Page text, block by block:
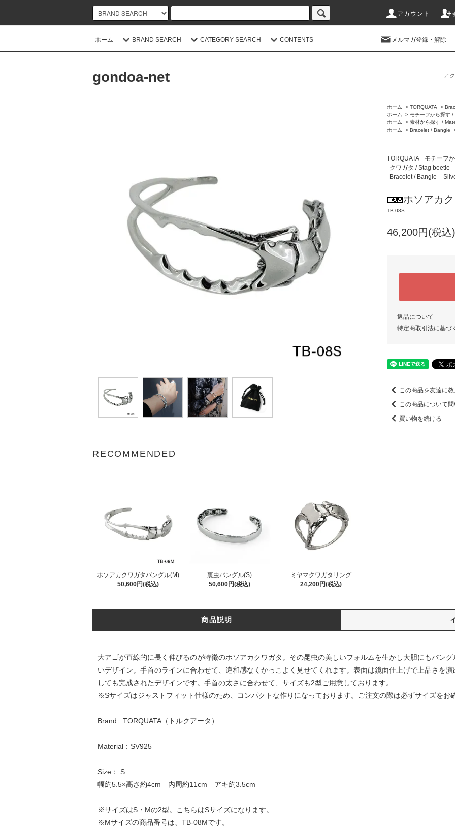
アカウント
ホーム BRAND SEARCH CATEGORY SEARCH CONTENTS メルマガ登録・解除
gondoa-net ア
RECOMMENDED
ホソアカクワガタバングル(M)
50,600円(税込)
裏虫バングル(S)
50,600円(税込)
ミヤマクワガタリング
24,200円(税込)
ホーム > TORQUATA >
ホーム
> モチーフから探す /
ホーム
> 素材から探す /
ホーム
> Bracelet / Bangle
TORQUATA モチーフ
クワガタ / Stag beetle
Bracelet / Bangle
ホソアカ
TB-08S
46,200円(税込)
返品について
特定商取引法に基づ
この商品を友達に教
この商品について
買い物を続ける
商品説明
大アゴが直線的に長く伸びるのが特徴のホソアカクワガタ。その昆虫の美しいフォルムを生かし大胆にもバン
いデザイン。手首のラインに合わせて、違和感なくかっこよく見せてくれます。表面は鏡面仕上げで上品さを
しても完成されたデザインです。手首の太さに合わせて、サイズも2型ご用意しております。
※Sサイズはジャストフィット仕様のため、コンパクトな作りになっております。ご注文の際は必ずサイズをお
Brand : TORQUATA（トルクアータ）
Material：SV925
Size： S
幅約5.5×高さ約4cm 内周約11cm アキ約3.5cm
※サイズはS・Mの2型。こちらはSサイズになります。
※Mサイズの商品番号は、TB-08Mです。